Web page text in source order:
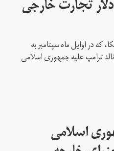
دلار تجارت خارجی
که در اوایل ماه سپتامبر به
ترامپ علیه جمهوری اسلامی
اسلامی